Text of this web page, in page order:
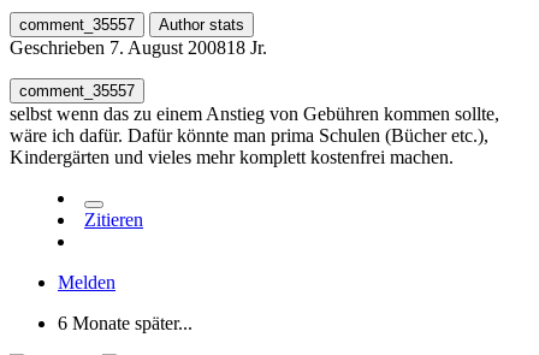
comment_35557 Author stats
Geschrieben 7. August 200818 Jr.
comment_35557
selbst wenn das zu einem Anstieg von Gebühren kommen sollte,
wäre ich dafür. Dafür könnte man prima Schulen (Bücher etc.),
Kindergärten und vieles mehr komplett kostenfrei machen.
Zitieren
Melden
6 Monate später...